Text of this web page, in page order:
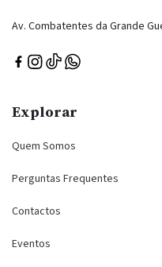
Av. Combatentes da Grande
Explorar
Quem Somos
Perguntas Frequentes
Contactos
Eventos